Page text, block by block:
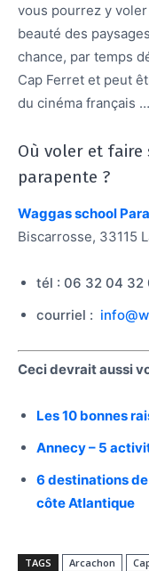
vous pourrez y
beauté des
chance, par temps
Cap Ferret et peut
du cinéma français …
Où voler et faire
parapente ?
Waggas school
Biscarrosse, 33115
tél : 06 32 04 32
courriel :
Ceci devrait aussi
Les 10 bonnes
Annecy – 5
6 destinations
côte Atlantique
TAGS Arcachon